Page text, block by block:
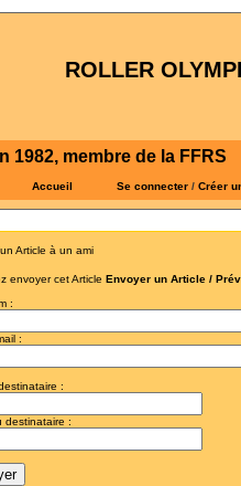
ROLLER
1982, membre de la FFRS
Accueil Se connecter / Créer
Article à un ami
envoyer cet Article Envoyer un Article /
:
:
:
destinataire :